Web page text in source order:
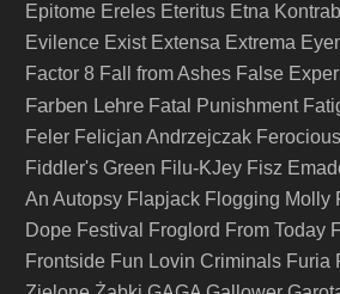
Epitome Ereles Eteritus Etna
Evilence Exist Extensa Extrema
Factor 8 Fall from Ashes False
Farben Lehre Fatal Punishment
Feler Felicjan Andrzejczak
Fiddler's Green Filu-KJey Fisz
An Autopsy Flapjack Flogging Molly
Dope Festival
Froglord From Today
Frontside Fun Lovin Criminals Furia